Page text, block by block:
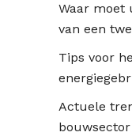
Waar moet
van een
Tips voor
Actuele
bouwsector